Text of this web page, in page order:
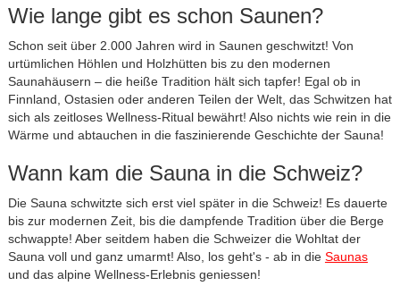
Wie lange gibt es schon Saunen?
Schon seit über 2.000 Jahren wird in Saunen geschwitzt! Von
urtümlichen Höhlen und Holzhütten bis zu den modernen
Saunahäusern – die heiße Tradition hält sich tapfer! Egal ob in
Finnland, Ostasien oder anderen Teilen der Welt, das Schwitzen hat
sich als zeitloses Wellness-Ritual bewährt! Also nichts wie rein in die
Wärme und abtauchen in die faszinierende Geschichte der Sauna!
Wann kam die Sauna in die Schweiz?
Die Sauna schwitzte sich erst viel später in die Schweiz! Es dauerte
bis zur modernen Zeit, bis die dampfende Tradition über die Berge
schwappte! Aber seitdem haben die Schweizer die Wohltat der
Sauna voll und ganz umarmt! Also, los geht's - ab in die Saunas
und das alpine Wellness-Erlebnis geniessen!